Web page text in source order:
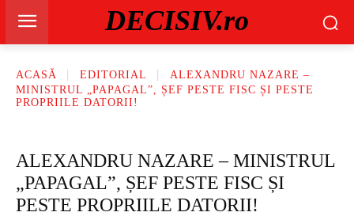
DECISIV.ro
ACASĂ EDITORIAL
ALEXANDRU NAZARE –
MINISTRUL „PAPAGAL”, ȘEF PESTE FISC ȘI PESTE
PROPRIILE DATORII!
ALEXANDRU NAZARE – MINISTRUL
„PAPAGAL”, ȘEF PESTE FISC ȘI
PESTE PROPRIILE DATORII!